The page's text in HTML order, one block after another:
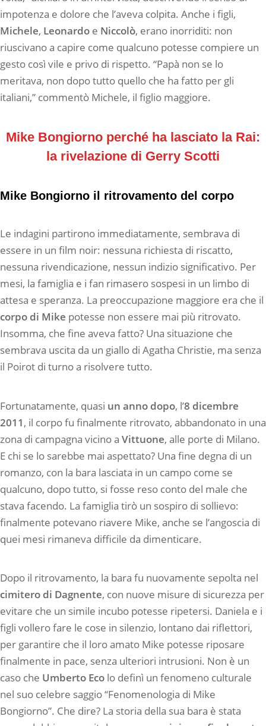
impotenza e dolore che l’aveva colpita. Anche i figli,
Michele, Leonardo e Niccolò, erano inorriditi: non
riuscivano a capire come qualcuno potesse compiere un
gesto così vile e privo di rispetto. “Papà non se lo
meritava, non dopo tutto quello che ha fatto per gli
italiani,” commentò Michele, il figlio maggiore.
Mike Bongiorno perché ha lasciato la Rai:
la rivelazione di Gerry Scotti
Mike Bongiorno il ritrovamento del corpo
Le indagini partirono immediatamente, sembrava di
essere in un film noir: nessuna richiesta di riscatto,
nessuna rivendicazione, nessun indizio significativo. Per
mesi, la famiglia e i fan rimasero sospesi in un limbo di
attesa e speranza. La preoccupazione maggiore era che il
corpo di Mike potesse non essere mai più ritrovato.
Insomma, che fine aveva fatto? Una situazione che
sembrava uscita da un giallo di Agatha Christie, ma senza
il Poirot di turno a risolvere tutto.
Fortunatamente, quasi un anno dopo, l’8 dicembre
2011, il corpo fu finalmente ritrovato, abbandonato in una
zona di campagna vicino a Vittuone, alle porte di Milano.
E chi se lo sarebbe mai aspettato? Una fine degna di un
romanzo, con la bara lasciata in un campo come se
qualcuno, dopo tutto, si fosse reso conto del male che
stava facendo. La famiglia tirò un sospiro di sollievo:
finalmente potevano riavere Mike, anche se l’angoscia di
quei mesi rimaneva difficile da dimenticare.
Dopo il ritrovamento, la bara fu nuovamente sepolta nel
cimitero di Dagnente, con nuove misure di sicurezza per
evitare che un simile incubo potesse ripetersi. Daniela e i
figli vollero fare le cose in silenzio, lontano dai riflettori,
per garantire che il loro amato Mike potesse riposare
finalmente in pace, senza ulteriori intrusioni. Non è un
caso che Umberto Eco lo definì un fenomeno culturale
nel suo celebre saggio “Fenomenologia di Mike
Bongiorno”​. Che dire? La storia della sua bara è stata